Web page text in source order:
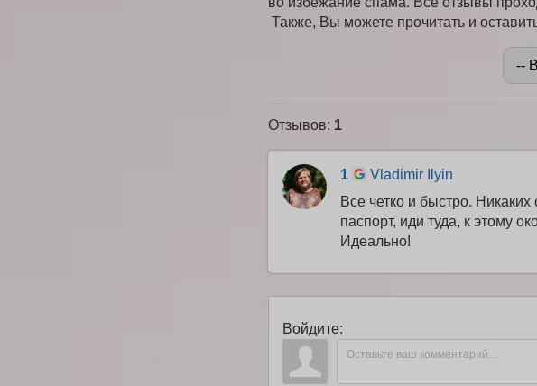
Также, Вы можете прочитать и
Отзывов: 1
1
Vladimir Ilyin
Все четко и быстро.
паспорт, иди туда, к этому
Идеально!
Войдите: